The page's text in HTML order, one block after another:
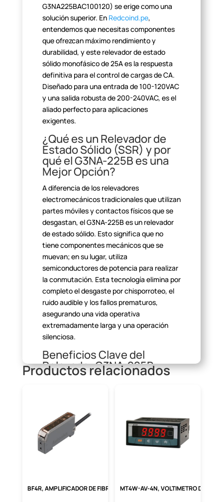
G3NA225BAC100120) se erigecomo una
solución superior. En Redcoind.pe,
entendemos que necesitascomponentes
que ofrezcan máximo rendimiento y
durabilidad, y este relevadorde estado
sólido monofásico de 25A es la respuesta
definitiva para el controlde cargas de CA.
Diseñado para una entrada de 100-120VAC
y una salida robusta de 200-240VAC, es el
aliado perfecto para aplicaciones
exigentes.
¿Qué es un Relevador de
Estado Sólido (SSR) y por
qué elG3NA-225B es una
Mejor Opción?
A diferencia de los relevadores
electromecánicos tradicionales queutilizan
partes móviles y contactos físicos que se
desgastan, el G3NA-225B esun relevador
de estado sólido. Esto significa que no
tiene componentesmecánicos que se
muevan; en su lugar, utiliza
semiconductores de potencia para realizar
la conmutación. Esta tecnología elimina por
completo eldesgaste por chisporroteo, el
ruido audible y los fallos prematuros,
asegurando una vida operativa
extremadamente larga y una operación
silenciosa.
Beneficios Clave del
Relevador G3NA-225B
AC100-120
a largo plazo. Su construcción de estado
sólido proporciona una
conmutación de
alta velocidad y una resistencia
excepcional a las vibraciones
y los
para su uso en entornos donde existe
Productos relacionados